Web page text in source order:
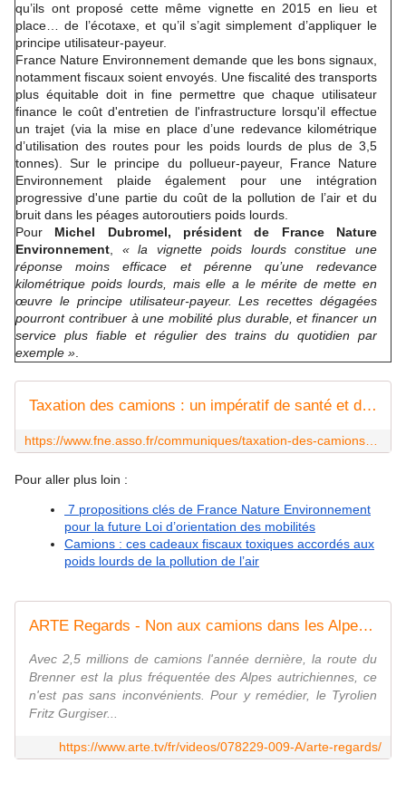
qu’ils ont proposé cette même vignette en 2015 en lieu et
place… de l’écotaxe, et qu’il s’agit simplement d’appliquer le
principe utilisateur-payeur.
France Nature Environnement demande que les bons signaux,
notamment fiscaux soient envoyés. Une fiscalité des transports
plus équitable doit in fine permettre que chaque utilisateur
finance le coût d'entretien de l'infrastructure lorsqu'il effectue
un trajet (via la mise en place d’une redevance kilométrique
d’utilisation des routes pour les poids lourds de plus de 3,5
tonnes). Sur le principe du pollueur-payeur, France Nature
Environnement plaide également pour une intégration
progressive d'une partie du coût de la pollution de l’air et du
bruit dans les péages autoroutiers poids lourds.
Pour
Michel Dubromel, président de France Nature
Environnement
« la vignette poids lourds constitue une
réponse moins efficace et pérenne qu’une redevance
kilométrique poids lourds, mais elle a le mérite de mette en
œuvre le principe utilisateur-payeur. Les recettes dégagées
pourront contribuer à une mobilité plus durable, et financer un
service plus fiable et régulier des trains du quotidien par
exemple »
Taxation des camions : un impératif de santé et d'équité
Pour aller plus loin :
7 propositions clés de France Nature Environnement
pour la future Loi d’orientation des mobilités
Camions : ces cadeaux fiscaux toxiques accordés aux
poids lourds de la pollution de l’air
ARTE Regards - Non aux camions dans les Alpes ! | ARTE
Avec 2,5 millions de camions l'année dernière, la route du
Brenner est la plus fréquentée des Alpes autrichiennes, ce
n'est pas sans inconvénients. Pour y remédier, le Tyrolien
Fritz Gurgiser...
https://www.arte.tv/fr/videos/078229-009-A/arte-regards/